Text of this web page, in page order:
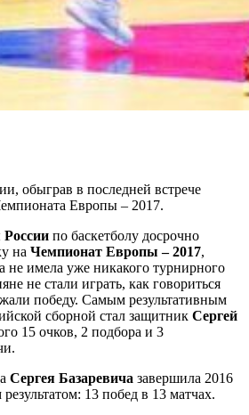
обыграв в последней встрече
Европы – 2017.
России по баскетболу досрочно
на Чемпионат Европы – 2017,
не имела уже никакого турнирного
не стали играть, как говориться
победу. Самым результативным
сборной стал защитник Сергей
15 очков, 2 подбора и 3
Сергея Базаревича завершила 2016
13 побед в 13 матчах.